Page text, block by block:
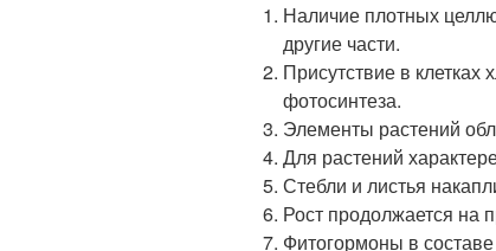
Наличие плотных
другие части.
Присутствие в
фотосинтеза.
Элементы растений
Для растений
Стебли и листья
Рост продолжается на
Фитогормоны в